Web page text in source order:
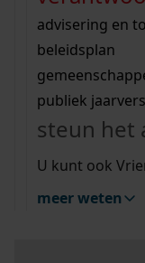
vergunningen
beeld en geluid
uitleg
Wij helpen u
bekijk alle
Wij helpen u
bekijk alle
bekijk ons
advisering en
beleidsplan
publiek
steun het
U kunt ook
meer weten
Mijn Studiezaal